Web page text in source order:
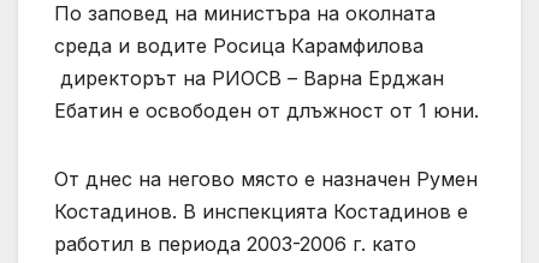
По заповед на министъра на околната
среда и водите Росица Карамфилова
директорът на РИОСВ – Варна Ерджан
Ебатин е освободен от длъжност от 1 юни.
От днес на негово място е назначен Румен
Костадинов. В инспекцията Костадинов е
работил в периода 2003-2006 г. като